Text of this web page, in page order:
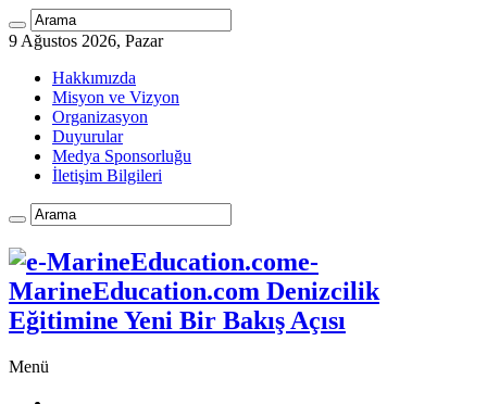
9 Ağustos 2026, Pazar
Hakkımızda
Misyon ve Vizyon
Organizasyon
Duyurular
Medya Sponsorluğu
İletişim Bilgileri
e-
MarineEducation.com Denizcilik
Eğitimine Yeni Bir Bakış Açısı
Menü